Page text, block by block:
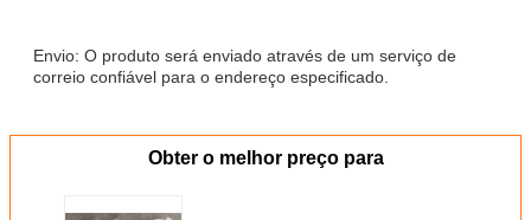
Envio: O produto será enviado através de um serviço de
correio confiável para o endereço especificado.
Obter o melhor preço para